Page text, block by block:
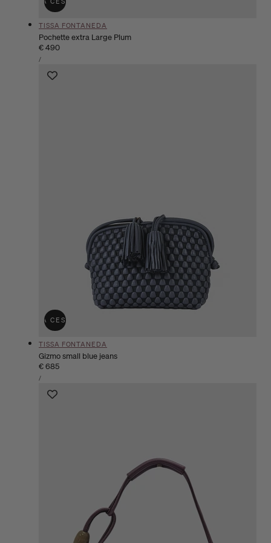
Proveedor:
TISSA FONTANEDA
Pochette extra Large Plum
Precio
habitual
€ 490
PRECIO
UNITARIO
/POR
A LA CESTA
Proveedor:
TISSA FONTANEDA
Gizmo small blue jeans
Precio
habitual
€ 685
PRECIO
UNITARIO
/POR